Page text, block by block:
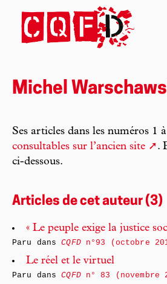
Michel
Ses articles dans les numéros 1
consultables sur l’ancien site
.
ci-dessous.
Articles de cet auteur (3)
« Le peuple exige la justice
Paru dansCQFDn°93 (octobre
Le réel et le virtuel
Paru dansCQFDn° 83 (novembre